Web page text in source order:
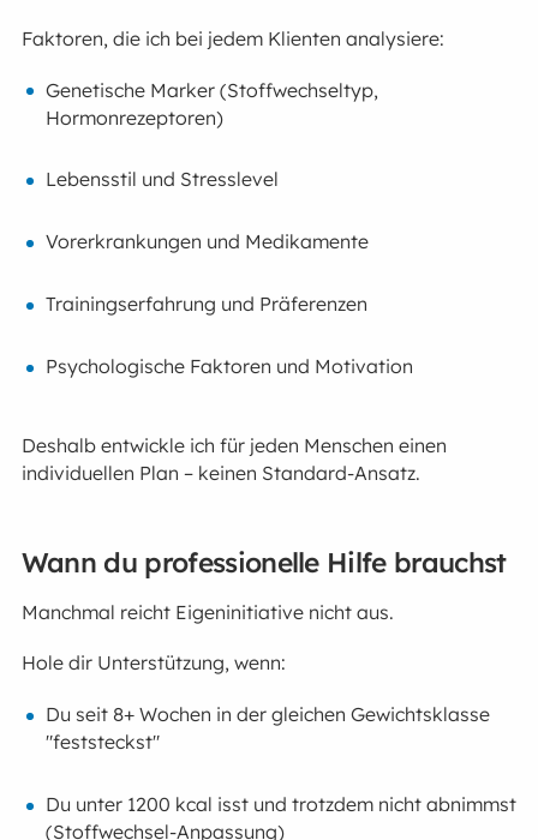
Faktoren, die ich bei jedem Klienten analysiere:
Genetische Marker (Stoffwechseltyp,
Hormonrezeptoren)
Lebensstil und Stresslevel
Vorerkrankungen und Medikamente
Trainingserfahrung und Präferenzen
Psychologische Faktoren und Motivation
Deshalb entwickle ich für jeden Menschen einen
individuellen Plan – keinen Standard-Ansatz.
Wann du professionelle Hilfe brauchst
Manchmal reicht Eigeninitiative nicht aus.
Hole dir Unterstützung, wenn:
Du seit 8+ Wochen in der gleichen Gewichtsklasse
"feststeckst"
Du unter 1200 kcal isst und trotzdem nicht abnimmst
(Stoffwechsel-Anpassung)